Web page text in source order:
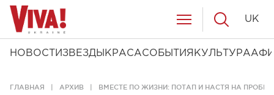
НОВОСТИ ЗВЕЗДЫ КРАСАСОБЫТИЯ КУЛЬТУРА
UK
ГЛАВНАЯ АРХИВ ВМЕСТЕ ПО ЖИЗНИ: ПОТАП И НАСТЯ НА